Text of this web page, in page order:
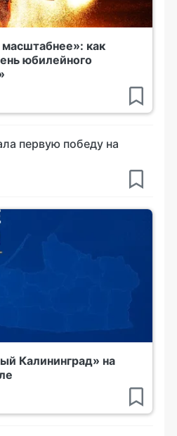
как
юбилейного
первую победу на
Калининград» на